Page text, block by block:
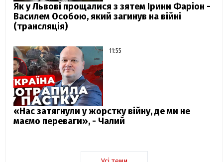
Як у Львові прощалися з зятем Ірини Фаріон -
Василем Особою, який загинув на війні
(трансляція)
11:55
«Нас затягнули у жорстку війну, де ми не
маємо переваги», - Чалий